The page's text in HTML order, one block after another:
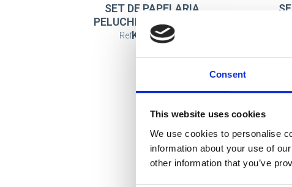
Consent
This website uses cookies
We use cookies to personalise
information about your use of
other information that you’ve
SET DE PAPELARIA
PELUCHE HELLO KITTY
KUROMI
Ref: 2700002351